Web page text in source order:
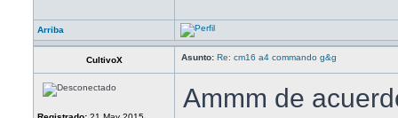
Arriba
CultivoX Asunto: Re: cm16 a4 commando g&g
Ammm de